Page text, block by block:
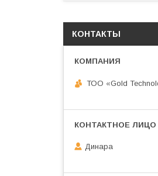
КОНТАКТЫ
ТОО «Gold
Динара